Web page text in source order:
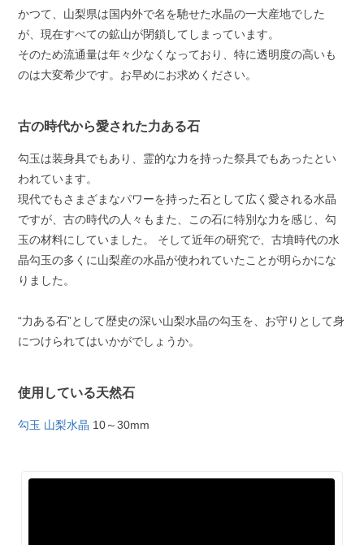
かつて、山梨県は国内外で名を馳せた水晶の一大産地でした
が、現在すべての鉱山が閉鎖してしまっています。
そのため流通量は年々少なくなっており、特に透明度の高いも
のは大変希少です。お早めにお求めください。
古の時代から愛された力ある石
勾玉は装身具でもあり、霊的な力を持った祭具でもあったとい
われています。
現代でもさまざまなパワーを持った石として広く愛される水晶
ですが、古の時代の人々もまた、この石に特別な力を感じ、勾
玉の材料にしていました。 そして近年の研究で、古墳時代の水
晶勾玉の多くに山梨産の水晶が使われていたことが明らかにな
りました。
“力ある石”として歴史の深い山梨水晶の勾玉を、お守りとして身
につけられてはいかがでしょうか。
使用している天然石
勾玉 山梨水晶 10～30mm